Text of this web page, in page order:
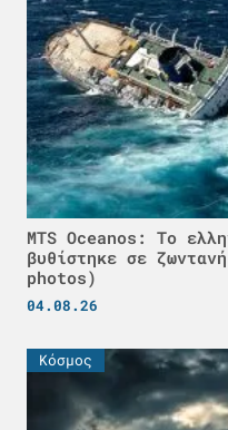
MTS Oceanos: Το
βυθίστηκε σε
photos)
04.08.26
Κόσμος